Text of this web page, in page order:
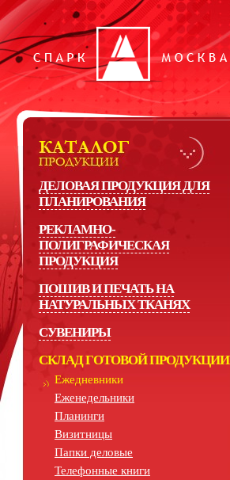
ДЕЛОВАЯ ПРОДУКЦИЯ ДЛЯ
ПЛАНИРОВАНИЯ
РЕКЛАМНО-
ПОЛИГРАФИЧЕСКАЯ
ПРОДУКЦИЯ
ПОШИВ И ПЕЧАТЬ НА
НАТУРАЛЬНЫХ ТКАНЯХ
СУВЕНИРЫ
СКЛАД ГОТОВОЙ ПРОДУКЦИИ
Ежедневники
Еженедельники
Планинги
Визитницы
Папки деловые
Телефонные книги